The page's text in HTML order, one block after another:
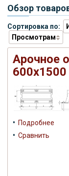
Обзор
Сортировка по:
Просмотрам
Арочное
600х1500
• Подробнее
• Сравнить